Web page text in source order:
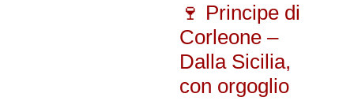
🍷 Principe di
Corleone –
Dalla Sicilia,
con orgoglio